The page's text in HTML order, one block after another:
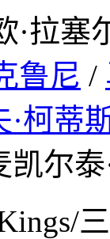
拉塞
鲁尼 /
·柯蒂
凯尔
三